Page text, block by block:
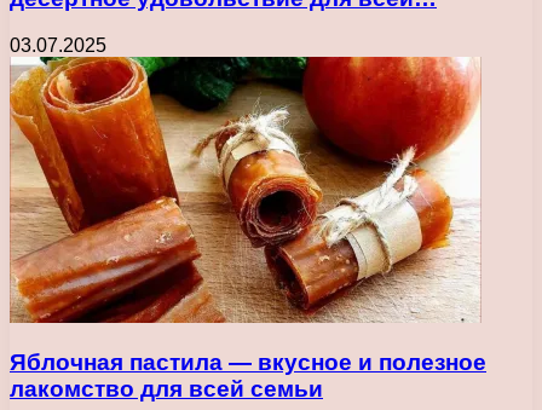
03.07.2025
Яблочная пастила — вкусное и полезное
лакомство для всей семьи